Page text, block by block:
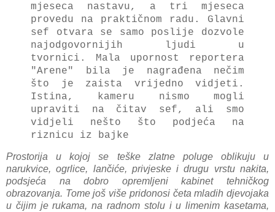
mjeseca nastavu, a tri mjeseca
provedu na praktičnom radu. Glavni
sef otvara se samo poslije dozvole
najodgovornijih ljudi u
tvornici. Mala upornost reportera
"Arene" bila je nagrađena nečim
što je zaista vrijedno vidjeti.
Istina, kameru nismo mogli
upraviti na čitav sef, ali smo
vidjeli nešto što podjeća na
riznicu iz bajke
Prostorija u kojoj se teške zlatne poluge oblikuju u
narukvice, ogrlice, lančiće, privjeske i drugu vrstu nakita,
podsjeća na dobro opremljeni kabinet tehničkog
obrazovanja. Tome još više pridonosi četa mladih djevojaka
u čijim je rukama, na radnom stolu i u limenim kasetama,